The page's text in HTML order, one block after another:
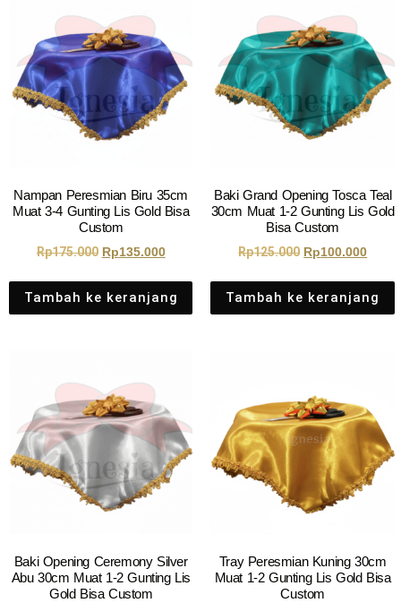
Nampan Peresmian Biru 35cm
Muat 3-4 Gunting Lis Gold Bisa
Custom
Rp175.000 Rp135.000
Tambah ke keranjang
Baki Grand Opening Tosca Teal
30cm Muat 1-2 Gunting Lis Gold
Bisa Custom
Rp125.000 Rp100.000
Tambah ke keranjang
Baki Opening Ceremony Silver
Abu 30cm Muat 1-2 Gunting Lis
Gold Bisa Custom
Tray Peresmian Kuning 30cm
Muat 1-2 Gunting Lis Gold Bisa
Custom